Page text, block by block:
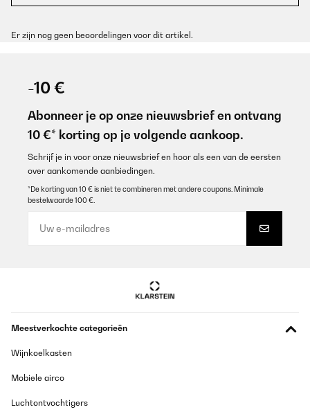
Er zijn nog geen beoordelingen voor dit artikel.
-10 €
Abonneer je op onze nieuwsbrief en ontvang
10 €* korting op je volgende aankoop.
Schrijf je in voor onze nieuwsbrief en hoor als een van de eersten
over aankomende aanbiedingen.
*De korting van 10 € is niet te combineren met andere coupons. Minimale
bestelwaarde 100 €.
Meestverkochte categorieën
Wijnkoelkasten
Mobiele airco
Luchtontvochtigers